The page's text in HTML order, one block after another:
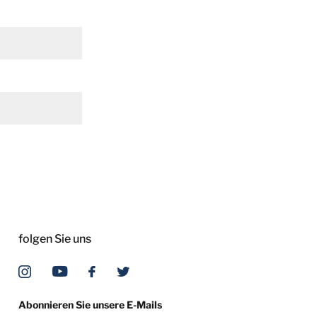
folgen Sie uns
Abonnieren Sie unsere E-Mails